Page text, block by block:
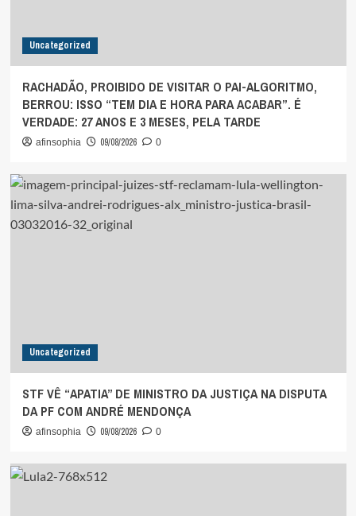
Uncategorized
RACHADÃO, PROIBIDO DE VISITAR O PAI-ALGORITMO,
BERROU: ISSO “TEM DIA E HORA PARA ACABAR”. É
VERDADE: 27 ANOS E 3 MESES, PELA TARDE
afinsophia 09/08/2026 0
Uncategorized
STF VÊ “APATIA” DE MINISTRO DA JUSTIÇA NA DISPUTA
DA PF COM ANDRÉ MENDONÇA
afinsophia 09/08/2026 0